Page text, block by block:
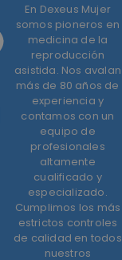
En Dexeus Mujer
somos pioneros en
medicina de la
reproducción
asistida. Nos avalan
más de 80 años de
experiencia y
contamos con un
equipo de
profesionales
altamente
cualificado y
especializado.
Cumplimos los más
estrictos controles
de calidad en todos
nuestros